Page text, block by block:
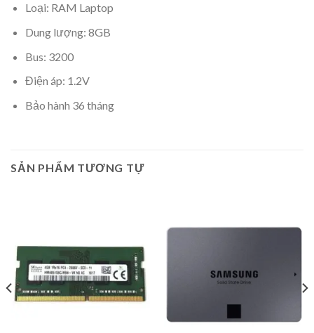
Loại: RAM Laptop
Dung lượng: 8GB
Bus: 3200
Điện áp: 1.2V
Bảo hành 36 tháng
SẢN PHẨM TƯƠNG TỰ